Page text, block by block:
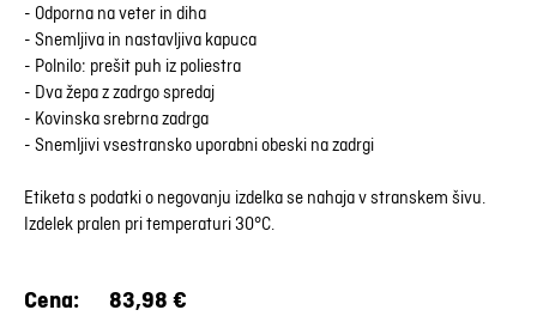
- Odporna na veter in diha
- Snemljiva in nastavljiva kapuca
- Polnilo: prešit puh iz poliestra
- Dva žepa z zadrgo spredaj
- Kovinska srebrna zadrga
- Snemljivi vsestransko uporabni obeski na zadrgi
Etiketa s podatki o negovanju izdelka se nahaja v stranskem šivu.
Izdelek pralen pri temperaturi 30°C.
Cena: 83,98 €